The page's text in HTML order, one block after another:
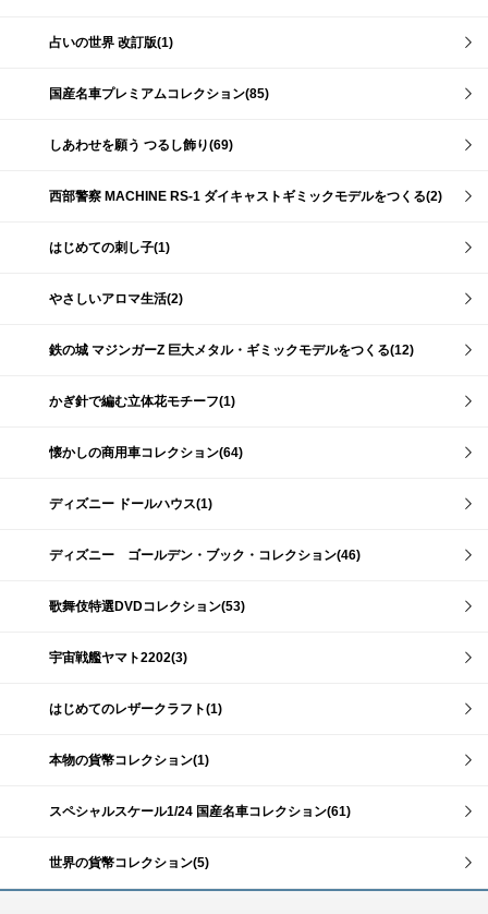
占いの世界 改訂版(1)
国産名車プレミアムコレクション(85)
しあわせを願う つるし飾り(69)
西部警察 MACHINE RS-1 ダイキャストギミックモデルをつくる(2)
はじめての刺し子(1)
やさしいアロマ生活(2)
鉄の城 マジンガーZ 巨大メタル・ギミックモデルをつくる(12)
かぎ針で編む立体花モチーフ(1)
懐かしの商用車コレクション(64)
ディズニー ドールハウス(1)
ディズニー ゴールデン・ブック・コレクション(46)
歌舞伎特選DVDコレクション(53)
宇宙戦艦ヤマト2202(3)
はじめてのレザークラフト(1)
本物の貨幣コレクション(1)
スペシャルスケール1/24 国産名車コレクション(61)
世界の貨幣コレクション(5)